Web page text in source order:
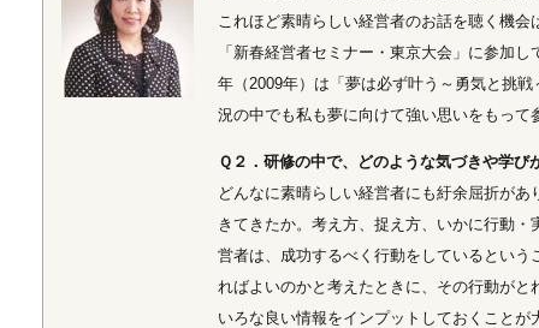
これほど素晴らしい経営者のお話を聴く機
「新春経営者セミナー・東京大会」に参加
年（2009年）は「夢は必ず叶う～勇気と挑
況の中でも私も夢に向けて強い思いをもって
Ｑ２．研修の中で、どのような気づきや学び
どんなに素晴らしい経営者にも紆余屈折が
きてきたか。考え方、捉え方、いかに行動
営者は、成功するべく行動をしているとい
ればよいのかと考えたときに、その行動が
いろな良い情報をインプットしておくこと